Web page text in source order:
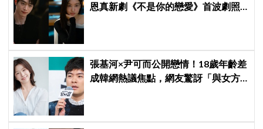
恩真新劇《不是你的戀愛》首波劇照
張基河×尹可而公開戀情！18歲年齡差
成韓網熱議焦點，網友驚訝「與女方